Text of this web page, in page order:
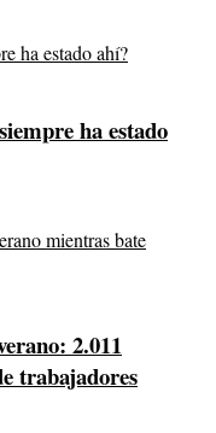
ha estado
2.011
trabajadores